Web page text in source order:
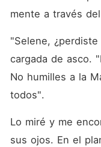
mente a través
"Selene,
cargada de asco.
No humilles a la
todos".
Lo miré y me
sus ojos. En el